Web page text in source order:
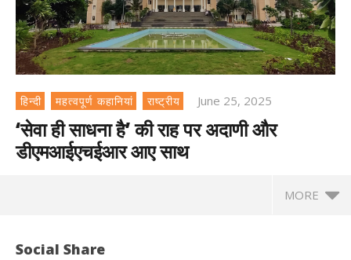
हिन्दी महत्वपूर्ण कहानियां राष्ट्रीय June 25, 2025
‘सेवा ही साधना है’ की राह पर अदाणी और
डीएमआईएचईआर आए साथ
MORE
Social Share